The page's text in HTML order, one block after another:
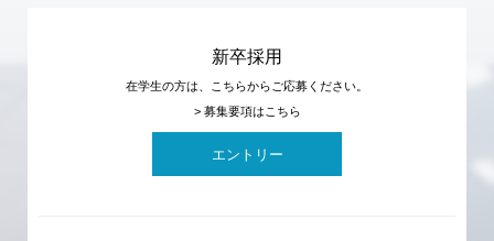
新卒採用
在学生の方は、こちらからご応募ください。
> 募集要項はこちら
エントリー